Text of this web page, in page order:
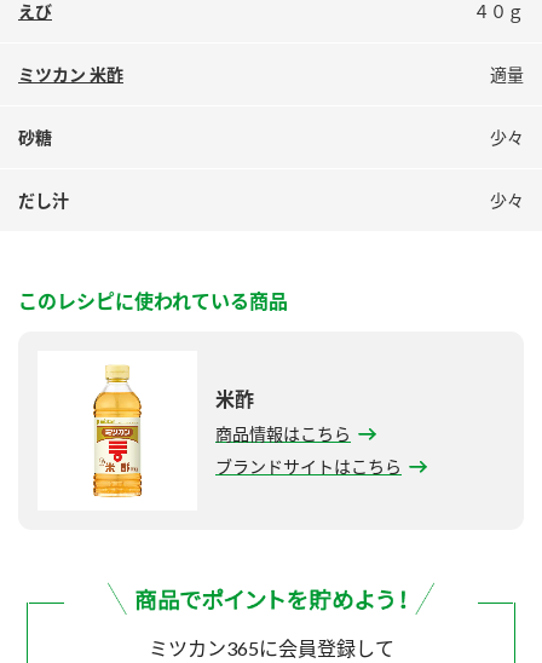
えび ４０ｇ
ミツカン 米酢 適量
砂糖 少々
だし汁 少々
このレシピに使われている商品
米酢
商品情報はこちら
ブランドサイトはこちら
ミツカン365に会員登録して